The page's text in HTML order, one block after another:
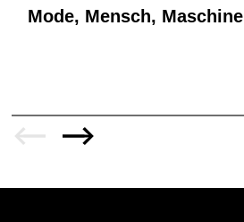
Mode, Mensch, Maschine